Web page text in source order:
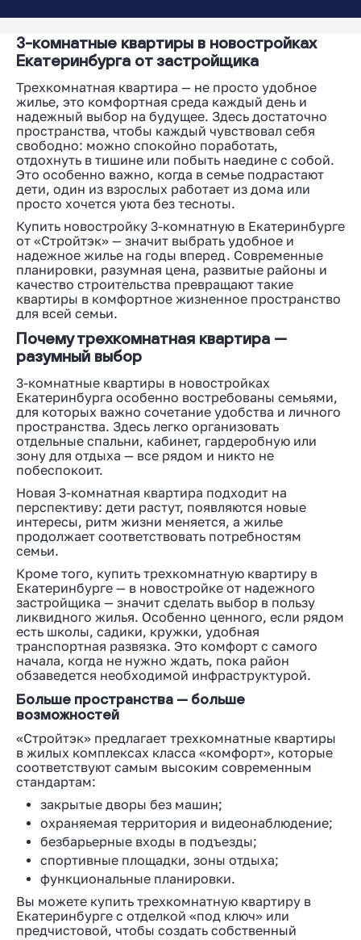
3-комнатные квартиры в новостройках
Екатеринбурга от застройщика
Трехкомнатная квартира — не просто удобное
жилье, это комфортная среда каждый день и
надежный выбор на будущее. Здесь достаточно
пространства, чтобы каждый чувствовал себя
свободно: можно спокойно поработать,
отдохнуть в тишине или побыть наедине с собой.
Это особенно важно, когда в семье подрастают
дети, один из взрослых работает из дома или
просто хочется уюта без тесноты.
Купить новостройку 3-комнатную в Екатеринбурге
от «Стройтэк» — значит выбрать удобное и
надежное жилье на годы вперед. Современные
планировки, разумная цена, развитые районы и
качество строительства превращают такие
квартиры в комфортное жизненное пространство
для всей семьи.
Почему трехкомнатная квартира —
разумный выбор
3-комнатные квартиры в новостройках
Екатеринбурга особенно востребованы семьями,
для которых важно сочетание удобства и личного
пространства. Здесь легко организовать
отдельные спальни, кабинет, гардеробную или
зону для отдыха — все рядом и никто не
побеспокоит.
Новая 3-комнатная квартира подходит на
перспективу: дети растут, появляются новые
интересы, ритм жизни меняется, а жилье
продолжает соответствовать потребностям
семьи.
Кроме того, купить трехкомнатную квартиру в
Екатеринбурге — в новостройке от надежного
застройщика — значит сделать выбор в пользу
ликвидного жилья. Особенно ценного, если рядом
есть школы, садики, кружки, удобная
транспортная развязка. Это комфорт с самого
начала, когда не нужно ждать, пока район
обзаведется необходимой инфраструктурой.
Больше пространства — больше
возможностей
«Стройтэк» предлагает трехкомнатные квартиры
в жилых комплексах класса «комфорт», которые
соответствуют самым высоким современным
стандартам:
закрытые дворы без машин;
охраняемая территория и видеонаблюдение;
безбарьерные входы в подъезды;
спортивные площадки, зоны отдыха;
функциональные планировки.
Вы можете купить трехкомнатную квартиру в
Екатеринбурге с отделкой «под ключ» или
предчистовой, чтобы создать собственный